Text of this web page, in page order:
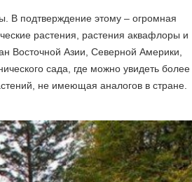
В подтверждение этому – огромная
растения, растения аквафлоры и
Восточной Азии, Северной Америки,
сада, где можно увидеть более
не имеющая аналогов в стране.